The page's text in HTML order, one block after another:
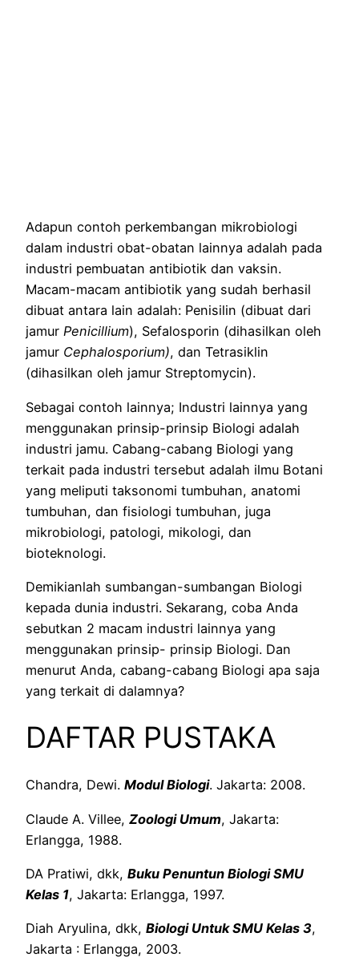
Adapun contoh perkembangan mikrobiologi
dalam industri obat-obatan lainnya adalah pada
industri pembuatan antibiotik dan vaksin.
Macam-macam antibiotik yang sudah berhasil
dibuat antara lain adalah: Penisilin (dibuat dari
jamur Penicillium), Sefalosporin (dihasilkan oleh
jamur Cephalosporium), dan Tetrasiklin
(dihasilkan oleh jamur Streptomycin).
Sebagai contoh lainnya; Industri lainnya yang
menggunakan prinsip-prinsip Biologi adalah
industri jamu. Cabang-cabang Biologi yang
terkait pada industri tersebut adalah ilmu Botani
yang meliputi taksonomi tumbuhan, anatomi
tumbuhan, dan fisiologi tumbuhan, juga
mikrobiologi, patologi, mikologi, dan
bioteknologi.
Demikianlah sumbangan-sumbangan Biologi
kepada dunia industri. Sekarang, coba Anda
sebutkan 2 macam industri lainnya yang
menggunakan prinsip- prinsip Biologi. Dan
menurut Anda, cabang-cabang Biologi apa saja
yang terkait di dalamnya?
DAFTAR PUSTAKA
Chandra, Dewi. Modul Biologi. Jakarta: 2008.
Claude A. Villee, Zoologi Umum, Jakarta:
Erlangga, 1988.
DA Pratiwi, dkk, Buku Penuntun Biologi SMU
Kelas 1, Jakarta: Erlangga, 1997.
Diah Aryulina, dkk, Biologi Untuk SMU Kelas 3,
Jakarta : Erlangga, 2003.